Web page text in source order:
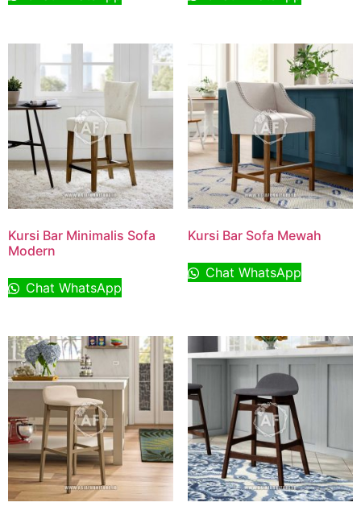
Kursi Bar Minimalis Sofa
Modern
Chat WhatsApp
Kursi Bar Sofa Mewah
Chat WhatsApp